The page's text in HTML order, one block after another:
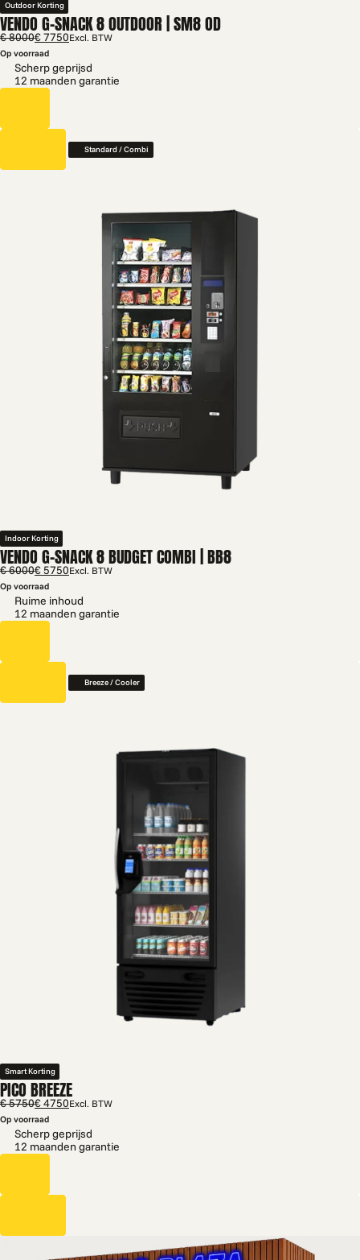
Outdoor Korting
VENDO G-SNACK 8 OUTDOOR | SM8 OD
€ 8000€ 7750Excl. BTW
Op voorraad
Scherp geprijsd
12 maanden garantie
Standard / Combi
Indoor Korting
VENDO G-SNACK 8 BUDGET COMBI | BB8
€ 6000€ 5750Excl. BTW
Op voorraad
Ruime inhoud
12 maanden garantie
Breeze / Cooler
Smart Korting
PICO BREEZE
€ 5750€ 4750Excl. BTW
Op voorraad
Scherp geprijsd
12 maanden garantie